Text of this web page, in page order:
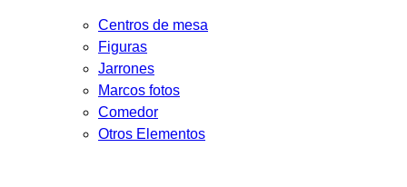
Centros de mesa
Figuras
Jarrones
Marcos fotos
Comedor
Otros Elementos